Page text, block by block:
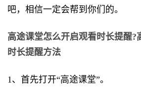
吧，相信一定会帮到你们的。
高途课堂怎么开启观看时长提醒?
时长提醒方法
1、首先打开“高途课堂”。